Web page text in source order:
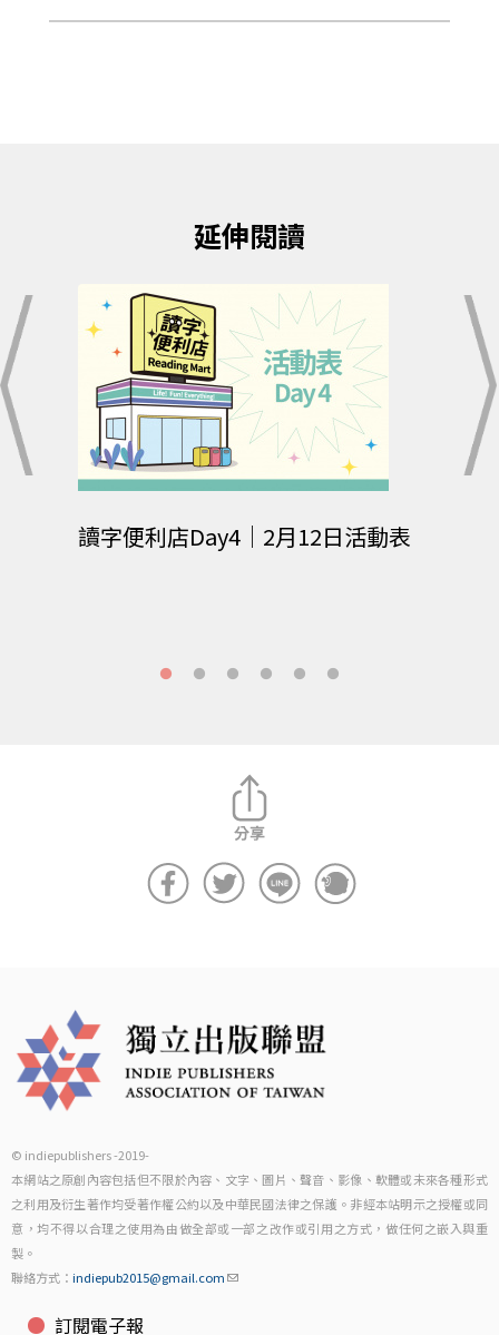
延伸閱讀
讀字便利店Day4｜2月12日活動表
© indiepublishers -2019-
本網站之原創內容包括但不限於內容、文字、圖片、聲音、影像、軟體或未來各種形式
之利用及衍生著作均受著作權公約以及中華民國法律之保護。非經本站明示之授權或同
意，均不得以合理之使用為由做全部或一部之改作或引用之方式，做任何之嵌入與重
製。
聯絡方式： indiepub2015@gmail.com
訂閱電子報